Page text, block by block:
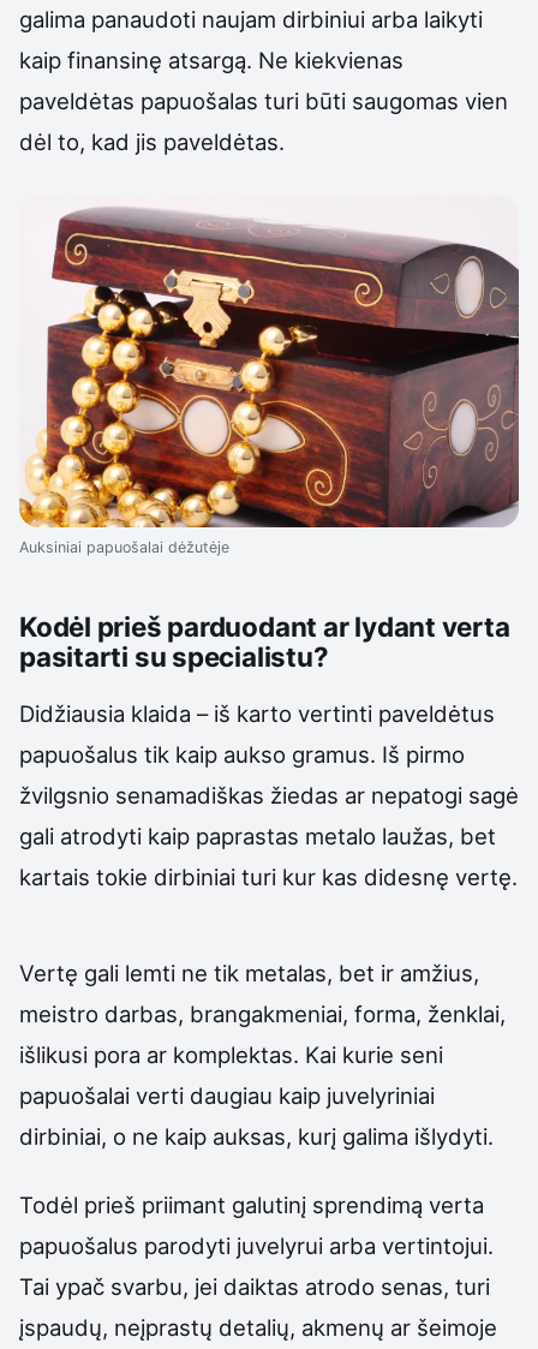
galima panaudoti naujam dirbiniui arba laikyti
kaip finansinę atsargą. Ne kiekvienas
paveldėtas papuošalas turi būti saugomas vien
dėl to, kad jis paveldėtas.
Auksiniai papuošalai dėžutėje
Kodėl prieš parduodant ar lydant verta
pasitarti su specialistu?
Didžiausia klaida – iš karto vertinti paveldėtus
papuošalus tik kaip aukso gramus. Iš pirmo
žvilgsnio senamadiškas žiedas ar nepatogi sagė
gali atrodyti kaip paprastas metalo laužas, bet
kartais tokie dirbiniai turi kur kas didesnę vertę.
Vertę gali lemti ne tik metalas, bet ir amžius,
meistro darbas, brangakmeniai, forma, ženklai,
išlikusi pora ar komplektas. Kai kurie seni
papuošalai verti daugiau kaip juvelyriniai
dirbiniai, o ne kaip auksas, kurį galima išlydyti.
Todėl prieš priimant galutinį sprendimą verta
papuošalus parodyti juvelyrui arba vertintojui.
Tai ypač svarbu, jei daiktas atrodo senas, turi
įspaudų, neįprastų detalių, akmenų ar šeimoje